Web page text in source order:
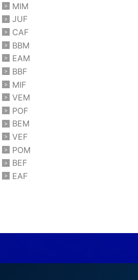
MIM
JUF
CAF
BBM
EAM
BBF
MIF
VEM
POF
BEM
VEF
POM
BEF
EAF